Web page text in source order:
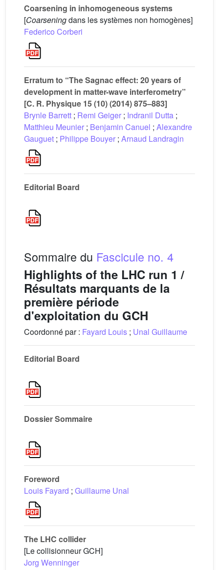
Coarsening in inhomogeneous systems
[Coarseningdans les systèmes non homogènes]
Federico Corberi
Erratum to “The Sagnac effect: 20 years of
development in matter-wave interferometry”
[C. R. Physique 15 (10) (2014) 875–883]
Brynle Barrett ; Remi Geiger ; Indranil Dutta ;
Matthieu Meunier ; Benjamin Canuel ; Alexandre
Gauguet ; Philippe Bouyer ; Arnaud Landragin
Editorial Board
Sommaire du Fascicule no. 4
Highlights of the LHC run 1 /
Résultats marquants de la
première période
d'exploitation du GCH
Coordonné par : Fayard Louis ; Unal Guillaume
Editorial Board
Dossier Sommaire
Foreword
Louis Fayard ; Guillaume Unal
The LHC collider
[Le collisionneur GCH]
Jorg Wenninger